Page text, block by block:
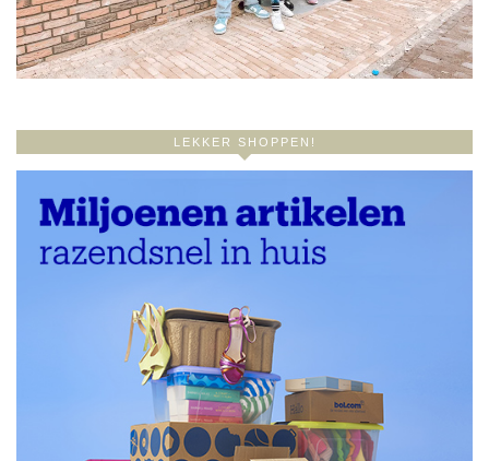
LEKKER SHOPPEN!